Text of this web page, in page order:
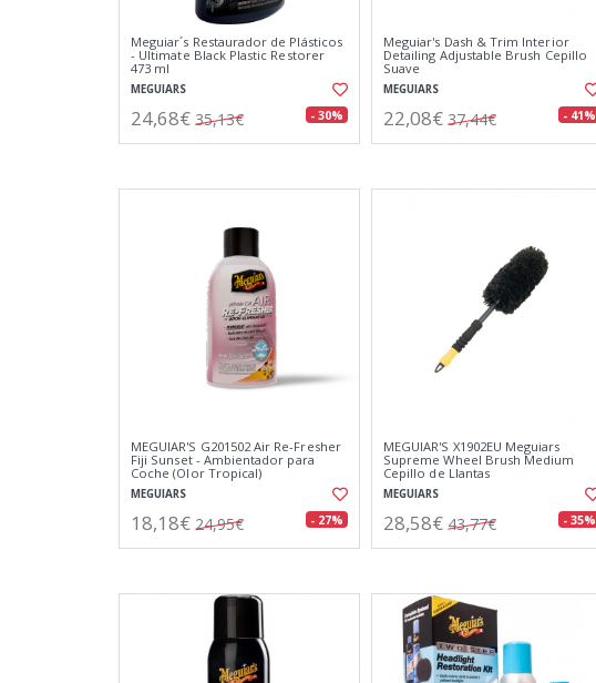
Meguiar´s Restaurador de Plásticos
- Ultimate Black Plastic Restorer
473 ml
MEGUIARS
24,68€ 35,13€ - 30%
Meguiar's Dash & Trim Interior
Detailing Adjustable Brush Cepillo
Suave
MEGUIARS
22,08€ 37,44€ - 41%
MEGUIAR'S G201502 Air Re-Fresher
Fiji Sunset - Ambientador para
Coche (Olor Tropical)
MEGUIARS
18,18€ 24,95€ - 27%
MEGUIAR'S X1902EU Meguiars
Supreme Wheel Brush Medium
Cepillo de Llantas
MEGUIARS
28,58€ 43,77€ - 35%